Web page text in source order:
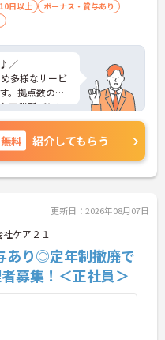
い！
です
日以上
ボーナス・賞与あり
♪／
多様なサービ
。拠点数の多
事業所ごとに
のが魅力で
く関われるた
可能。本部や
整っており、
ます。長期的
環境
アップ♪
み
のバランス◎
整っています
無料 紹介してもらう
更新日：2026年08月07日
ケア２１
あり◎定年制撤廃で
募集！＜正社員＞